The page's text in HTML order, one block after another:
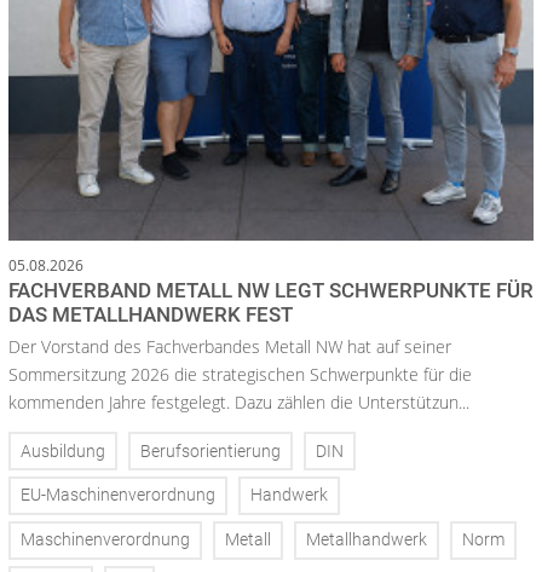
05.08.2026
FACHVERBAND METALL NW LEGT SCHWERPUNKTE FÜR
DAS METALLHANDWERK FEST
Der Vorstand des Fachverbandes Metall NW hat auf seiner
Sommersitzung 2026 die strategischen Schwerpunkte für die
kommenden Jahre festgelegt. Dazu zählen die Unterstützun...
Ausbildung Berufsorientierung DIN
EU-Maschinenverordnung Handwerk
Maschinenverordnung Metall Metallhandwerk Norm